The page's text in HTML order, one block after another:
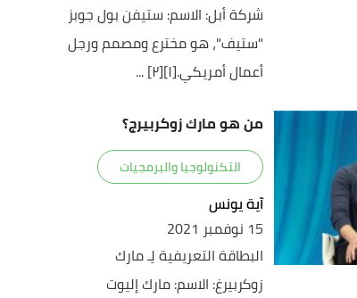
شركة أبل: الاسم: ستيفن بول جوبز
"ستيف"، هو مخترع ومصمم ورجل
أعمال أمريكي.[١][٢] ...
من هو مارك زوكربيرج؟
التكنولوجيا والبرمجيات
آية يونس
15 نوفمبر 2021
البطاقة التعريفية لِـ مارك
زوكربيرغ: الاسم: مارك إليوت